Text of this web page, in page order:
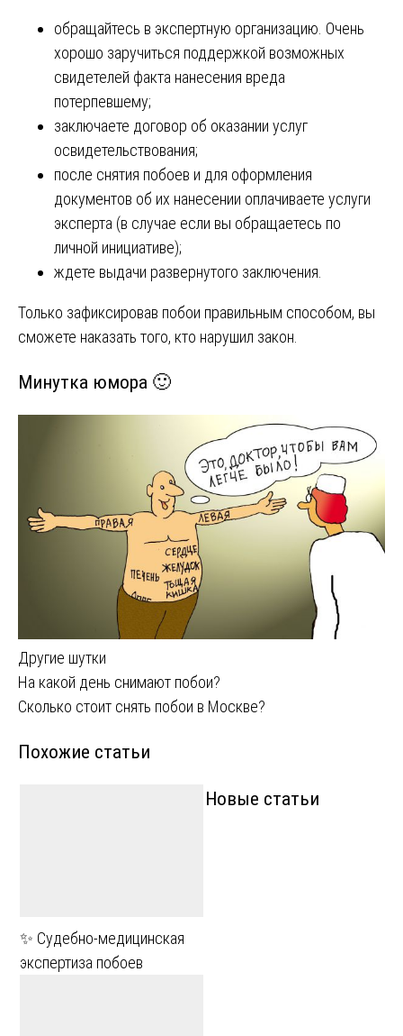
обращайтесь в экспертную организацию. Очень
хорошо заручиться поддержкой возможных
свидетелей факта нанесения вреда
потерпевшему;
заключаете договор об оказании услуг
освидетельствования;
после снятия побоев и для оформления
документов об их нанесении оплачиваете услуги
эксперта (в случае если вы обращаетесь по
личной инициативе);
ждете выдачи развернутого заключения.
Только зафиксировав побои правильным способом, вы
сможете наказать того, кто нарушил закон.
Минутка юмора 🙂
Другие шутки
Навигация
записям
На какой день снимают побои?
Сколько стоит снять побои в Москве?
Похожие статьи
✨ Судебно-медицинская
экспертиза побоев
Новые статьи